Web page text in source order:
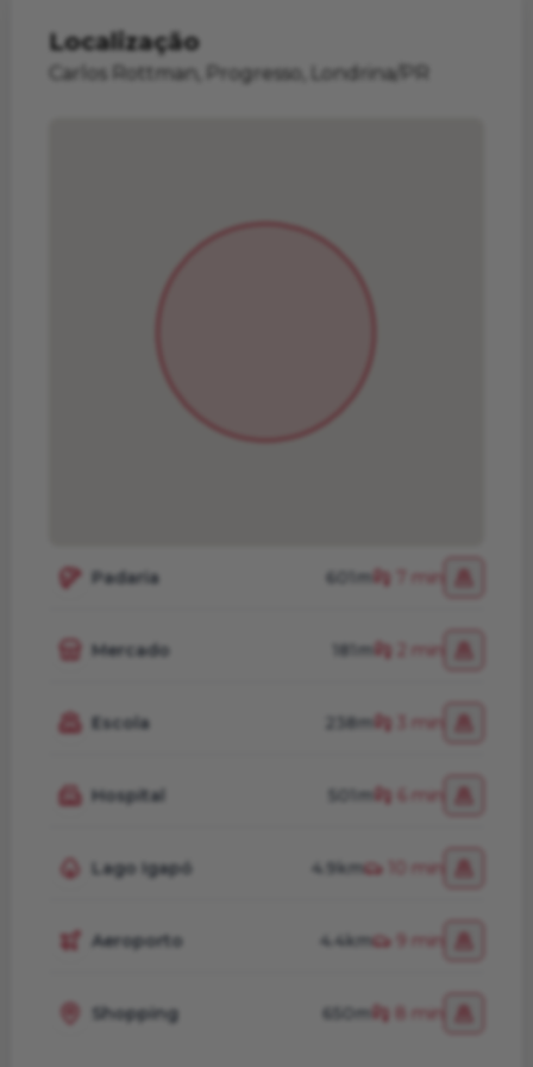
Localização
Carlos Rottman, Progresso, Londrina/PR
Padaria 601m 7 min
Mercado 181m 2 min
Escola 238m 3 min
Hospital 501m 6 min
Lago Igapó 4.9km 10 min
Aeroporto 4.4km 9 min
Shopping 650m 8 min